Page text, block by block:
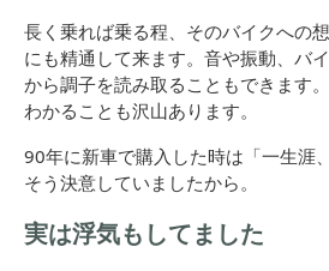
長く乗れば乗る程、そのバイクへの
にも精通して来ます。音や振動、バ
から調子を読み取ることもできます
わかることも沢山あります。
90年に新車で購入した時は「一生涯
そう決意していましたから。
実は浮気もしてました